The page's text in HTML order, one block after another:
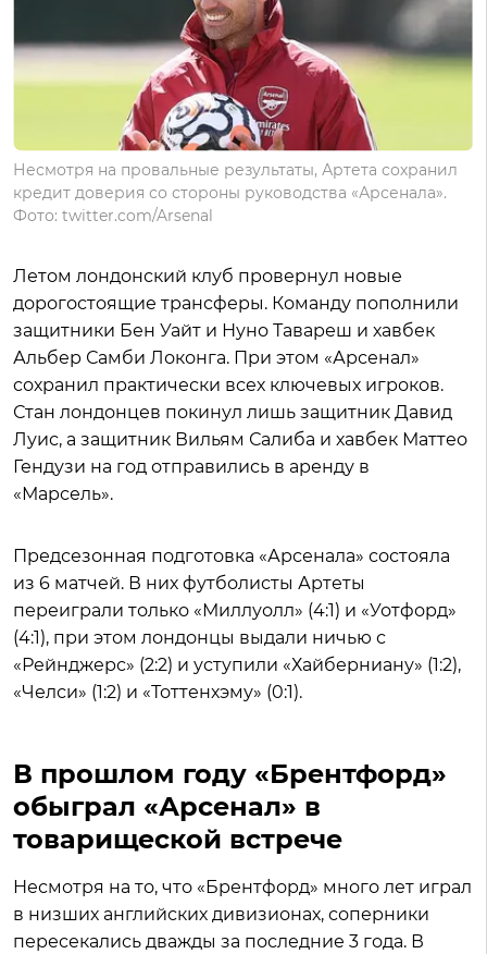
Несмотря на провальные результаты, Артета сохранил
кредит доверия со стороны руководства «Арсенала».
Фото: twitter.com/Arsenal
Летом лондонский клуб провернул новые
дорогостоящие трансферы. Команду пополнили
защитники Бен Уайт и Нуно Тавареш и хавбек
Альбер Самби Локонга. При этом «Арсенал»
сохранил практически всех ключевых игроков.
Стан лондонцев покинул лишь защитник Давид
Луис, а защитник Вильям Салиба и хавбек Маттео
Гендузи на год отправились в аренду в
«Марсель».
Предсезонная подготовка «Арсенала» состояла
из 6 матчей. В них футболисты Артеты
переиграли только «Миллуолл» (4:1) и «Уотфорд»
(4:1), при этом лондонцы выдали ничью с
«Рейнджерс» (2:2) и уступили «Хайберниану» (1:2),
«Челси» (1:2) и «Тоттенхэму» (0:1).
В прошлом году «Брентфорд»
обыграл «Арсенал» в
товарищеской встрече
Несмотря на то, что «Брентфорд» много лет играл
в низших английских дивизионах, соперники
пересекались дважды за последние 3 года. В